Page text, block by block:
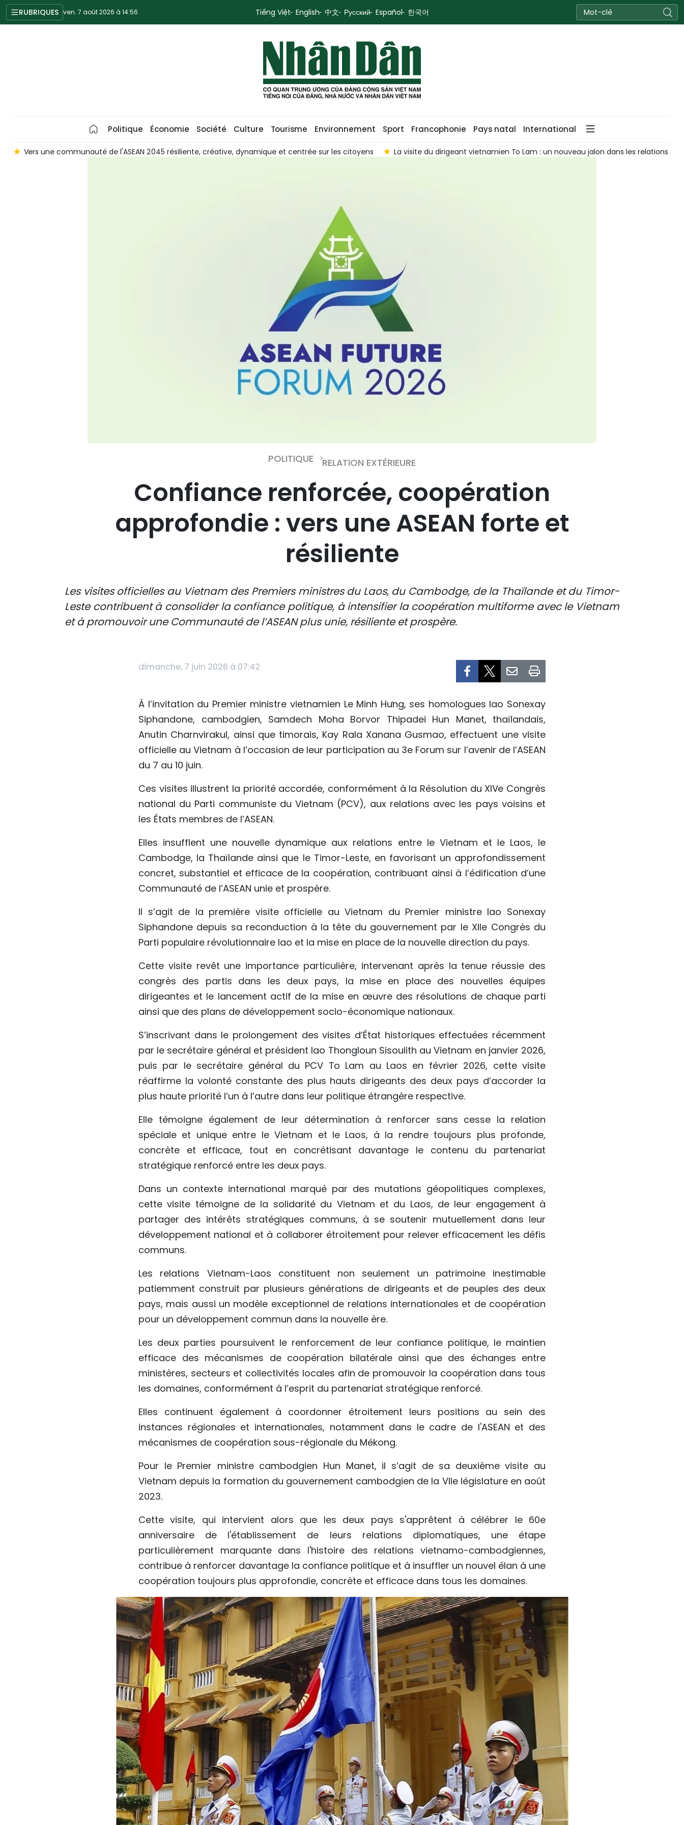
RUBRIQUES ven. 7 août 2026 à 14:56 Tiếng Việt English 中文 Русский Español 한국어
Politique Économie Société Culture Tourisme Environnement Sport Francophonie Pays natal International
Vers une communauté de l'ASEAN 2045 résiliente, créative, dynamique et centrée sur les citoyens La visite du dirigeant vietnamien To Lam : un nouveau jalon dans les relations
POLITIQUE RELATION EXTÉRIEURE
Confiance renforcée, coopération
approfondie : vers une ASEAN forte et
résiliente
Les visites officielles au Vietnam des Premiers ministres du Laos, du Cambodge, de la Thaïlande et du Timor-
Leste contribuent à consolider la confiance politique, à intensifier la coopération multiforme avec le Vietnam
et à promouvoir une Communauté de l’ASEAN plus unie, résiliente et prospère.
dimanche, 7 juin 2026 à 07:42
À l’invitation du Premier ministre vietnamien Le Minh Hưng, ses homologues lao Sonexay
Siphandone, cambodgien, Samdech Moha Borvor Thipadei Hun Manet, thaïlandais,
Anutin Charnvirakul, ainsi que timorais, Kay Rala Xanana Gusmao, effectuent une visite
officielle au Vietnam à l’occasion de leur participation au 3e Forum sur l’avenir de l’ASEAN
du 7 au 10 juin.
Ces visites illustrent la priorité accordée, conformément à la Résolution du XIVe Congrès
national du Parti communiste du Vietnam (PCV), aux relations avec les pays voisins et
les États membres de l’ASEAN.
Elles insufflent une nouvelle dynamique aux relations entre le Vietnam et le Laos, le
Cambodge, la Thaïlande ainsi que le Timor-Leste, en favorisant un approfondissement
concret, substantiel et efficace de la coopération, contribuant ainsi à l’édification d’une
Communauté de l’ASEAN unie et prospère.
Il s’agit de la première visite officielle au Vietnam du Premier ministre lao Sonexay
Siphandone depuis sa reconduction à la tête du gouvernement par le XIIe Congrès du
Parti populaire révolutionnaire lao et la mise en place de la nouvelle direction du pays.
Cette visite revêt une importance particulière, intervenant après la tenue réussie des
congrès des partis dans les deux pays, la mise en place des nouvelles équipes
dirigeantes et le lancement actif de la mise en œuvre des résolutions de chaque parti
ainsi que des plans de développement socio-économique nationaux.
S’inscrivant dans le prolongement des visites d’État historiques effectuées récemment
par le secrétaire général et président lao Thongloun Sisoulith au Vietnam en janvier 2026,
puis par le secrétaire général du PCV To Lam au Laos en février 2026, cette visite
réaffirme la volonté constante des plus hauts dirigeants des deux pays d’accorder la
plus haute priorité l’un à l’autre dans leur politique étrangère respective.
Elle témoigne également de leur détermination à renforcer sans cesse la relation
spéciale et unique entre le Vietnam et le Laos, à la rendre toujours plus profonde,
concrète et efficace, tout en concrétisant davantage le contenu du partenariat
stratégique renforcé entre les deux pays.
Dans un contexte international marqué par des mutations géopolitiques complexes,
cette visite témoigne de la solidarité du Vietnam et du Laos, de leur engagement à
partager des intérêts stratégiques communs, à se soutenir mutuellement dans leur
développement national et à collaborer étroitement pour relever efficacement les défis
communs.
Les relations Vietnam-Laos constituent non seulement un patrimoine inestimable
patiemment construit par plusieurs générations de dirigeants et de peuples des deux
pays, mais aussi un modèle exceptionnel de relations internationales et de coopération
pour un développement commun dans la nouvelle ère.
Les deux parties poursuivent le renforcement de leur confiance politique, le maintien
efficace des mécanismes de coopération bilatérale ainsi que des échanges entre
ministères, secteurs et collectivités locales afin de promouvoir la coopération dans tous
les domaines, conformément à l’esprit du partenariat stratégique renforcé.
Elles continuent également à coordonner étroitement leurs positions au sein des
instances régionales et internationales, notamment dans le cadre de l'ASEAN et des
mécanismes de coopération sous-régionale du Mékong.
Pour le Premier ministre cambodgien Hun Manet, il s’agit de sa deuxième visite au
Vietnam depuis la formation du gouvernement cambodgien de la VIIe législature en août
2023.
Cette visite, qui intervient alors que les deux pays s'apprêtent à célébrer le 60e
anniversaire de l'établissement de leurs relations diplomatiques, une étape
particulièrement marquante dans l'histoire des relations vietnamo-cambodgiennes,
contribue à renforcer davantage la confiance politique et à insuffler un nouvel élan à une
coopération toujours plus approfondie, concrète et efficace dans tous les domaines.